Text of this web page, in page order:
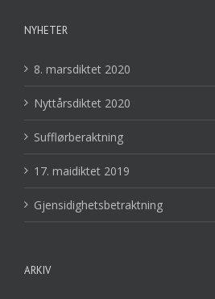
NYHETER
8. marsdiktet 2020
Nyttårsdiktet 2020
Sufflørberaktning
17. maidiktet 2019
Gjensidighetsbetraktning
ARKIV